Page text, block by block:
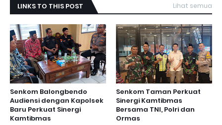
LINKS TO THIS POST Lihat semua
Senkom Balongbendo
Audiensi dengan Kapolsek
Baru Perkuat Sinergi
Kamtibmas
Senkom Taman Perkuat
Sinergi Kamtibmas
Bersama TNI, Polri dan
Ormas